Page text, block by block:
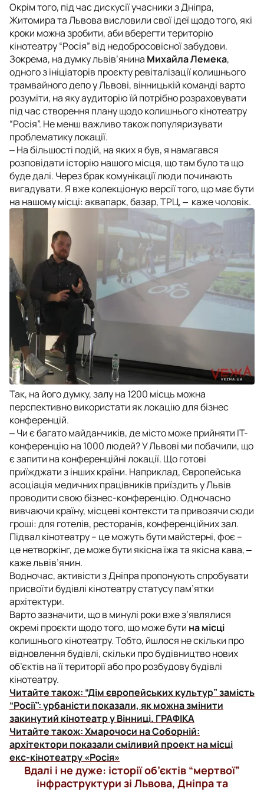
Окрім того, під час дискусії учасники з Дніпра,
Житомира та Львова висловили свої ідеї щодо того, які
кроки можна зробити, аби вберегти територію
кінотеатру “Росія” від недобросовісної забудови.
Зокрема, на думку львів’янина Михайла Лемека,
одного з ініціаторів проєкту ревіталізації колишнього
трамвайного депо у Львові, вінницькій команді варто
розуміти, на яку аудиторію їй потрібно розраховувати
під час створення плану щодо колишнього кінотеатру
“Росія”. Не менш важливо також популяризувати
проблематику локації.
‒На більшості подій, на яких я був, я намагався
розповідати історію нашого місця, що там було та що
буде далі. Через брак комунікації люди починають
вигадувати. Я вже колекціоную версії того, що має бути
на нашому місці: аквапарк, базар, ТРЦ, ‒ каже чоловік.
Так, на його думку, залу на 1200 місць можна
перспективно використати як локацію для бізнес
конференцій.
‒Чи є багато майданчиків, де місто може прийняти ІТ-
конференцію на 1000 людей? У Львові ми побачили, що
є запити на конференційні локації. Що готові
приїжджати з інших країни. Наприклад, Європейська
асоціація медичних працівників приїздить у Львів
проводити свою бізнес-конференцію. Одночасно
вивчаючи країну, місцеві контексти та привозячи сюди
гроші: для готелів, ресторанів, конференційних зал.
Підвал кінотеатру – це можуть бути майстерні, фоє –
це нетворкінг, де може бути якісна їжа та якісна кава, ‒
каже львів’янин.
Водночас, активісти з Дніпра пропонують спробувати
присвоїти будівлі кінотеатру статусу пам’ятки
архітектури.
Варто зазначити, що в минулі роки вже з’являлися
окремі проєкти щодо того, що може бути на місці
колишнього кінотеатру. Тобто, йшлося не скільки про
відновлення будівлі, скільки про будівництво нових
об’єктів на її території або про розбудову будівлі
кінотеатру.
Читайте також: “Дім європейських культур” замість
“Росії”: урбаністи показали, як можна змінити
закинутий кінотеатр у Вінниці. ГРАФІКА
Читайте також:Хмарочоси на Соборній:
архітектори показали сміливий проект на місці
екс-кінотеатру «Росія»
Вдалі і не дуже: історії об’єктів “мертвої”
інфраструктури зі Львова, Дніпра та